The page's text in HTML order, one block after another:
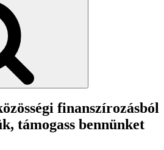
finanszírozásból
támogass bennünket